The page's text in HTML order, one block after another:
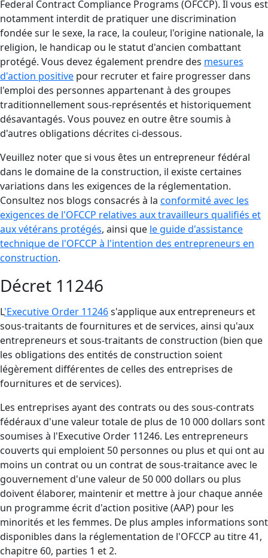
Federal Contract Compliance Programs (OFCCP). Il vous est
notamment interdit de pratiquer une discrimination
fondée sur le sexe, la race, la couleur, l'origine nationale, la
religion, le handicap ou le statut d'ancien combattant
protégé. Vous devez également prendre des mesures
d'action positive pour recruter et faire progresser dans
l'emploi des personnes appartenant à des groupes
traditionnellement sous-représentés et historiquement
désavantagés. Vous pouvez en outre être soumis à
d'autres obligations décrites ci-dessous.
Veuillez noter que si vous êtes un entrepreneur fédéral
dans le domaine de la construction, il existe certaines
variations dans les exigences de la réglementation.
Consultez nos blogs consacrés à la conformité avec les
exigences de l'OFCCP relatives aux travailleurs qualifiés et
aux vétérans protégés, ainsi que le guide d'assistance
technique de l'OFCCP à l'intention des entrepreneurs en
construction.
Décret 11246
L'Executive Order 11246s'applique aux entrepreneurs et
sous-traitants de fournitures et de services, ainsi qu'aux
entrepreneurs et sous-traitants de construction (bien que
les obligations des entités de construction soient
légèrement différentes de celles des entreprises de
fournitures et de services).
Les entreprises ayant des contrats ou des sous-contrats
fédéraux d'une valeur totale de plus de 10 000 dollars sont
soumises à l'Executive Order 11246. Les entrepreneurs
couverts qui emploient 50 personnes ou plus et qui ont au
moins un contrat ou un contrat de sous-traitance avec le
gouvernement d'une valeur de 50 000 dollars ou plus
doivent élaborer, maintenir et mettre à jour chaque année
un programme écrit d'action positive (AAP) pour les
minorités et les femmes. De plus amples informations sont
disponibles dans la réglementation de l'OFCCP au titre 41,
chapitre 60, parties 1 et 2.